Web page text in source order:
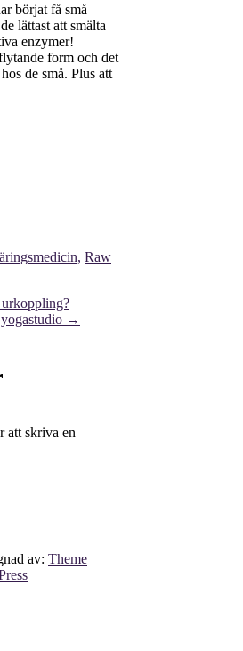
börjat få små
lättast att smälta
enzymer!
form och det
de små. Plus att
, Raw
→
att skriva en
av: Theme